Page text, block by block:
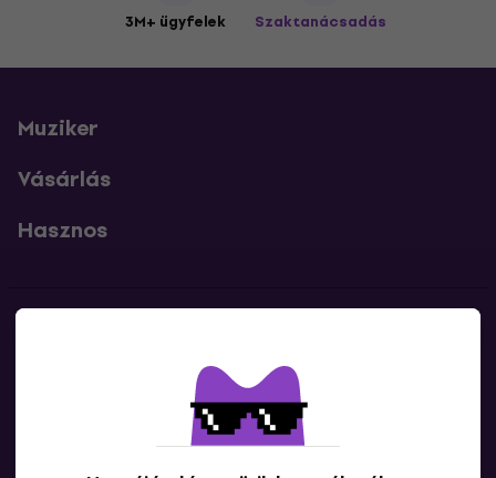
3M+ ügyfelek Szaktanácsadás
Muziker
Vásárlás
Hasznos
Lépj kapcsolatba velünk